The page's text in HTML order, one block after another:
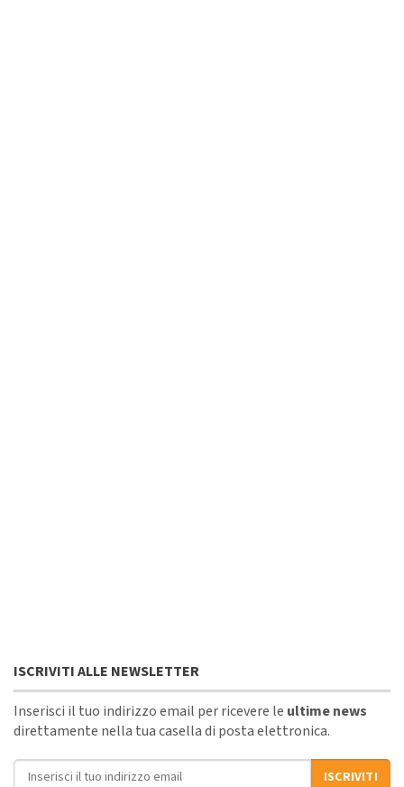
ISCRIVITI ALLE NEWSLETTER
Inserisci il tuo indirizzo email per ricevere le ultime news
direttamente nella tua casella di posta elettronica.
Indirizzo email
ISCRIVITI